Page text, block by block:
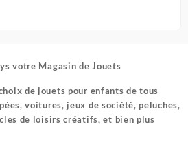
votre Magasin de Jouets
de jouets pour enfants de tous
voitures, jeux de société, peluches,
de loisirs créatifs, et bien plus